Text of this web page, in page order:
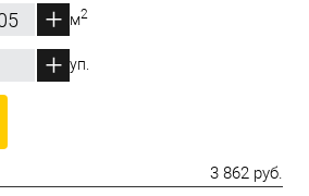
м2
уп.
3 862 руб.